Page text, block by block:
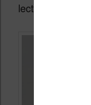
lecture.